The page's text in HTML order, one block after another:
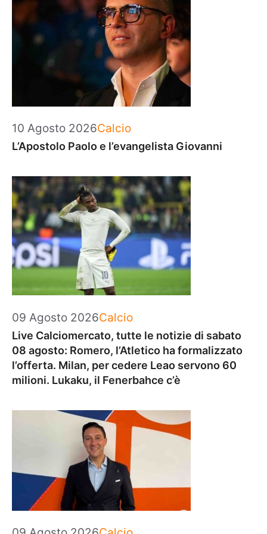
10 Agosto 2026Categorie
Calcio
L’Apostolo Paolo e l’evangelista Giovanni
09 Agosto 2026Categorie
Calcio
Live Calciomercato, tutte le notizie di sabato
08 agosto: Romero, l’Atletico ha formalizzato
l’offerta. Milan, per cedere Leao servono 60
milioni. Lukaku, il Fenerbahce c’è
Categorie